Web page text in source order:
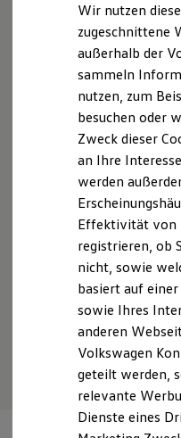
Elektroautos
ID. Tutorials
Reichweite
Reichweite
Reichweite
Laden
Laden
Laden
Batterie
Sicherheit
Garantie
Technologie
Kosten und Kauf
E-Auto-
Software und
Die ID.
ID.
Digitale
Probefahrt
Servicetermin
Serviceanfrage
Wir nutzen
zugeschnittene
außerhalb der
sammeln
nutzen, zum
besuchen oder
Zweck dieser
an Ihre
werden
Effektivität von
registrieren, ob
nicht, sowie
basiert auf
sowie Ihres
anderen
Volkswagen
geteilt werden,
relevante
Dienste eines